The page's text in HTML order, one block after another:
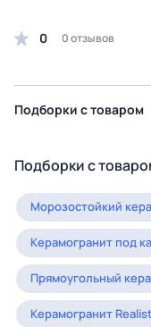
0 0 отзывов
Подборки с товаром
Подборки с
Морозостойкий
Керамогранит под
Прямоугольный
Керамогранит